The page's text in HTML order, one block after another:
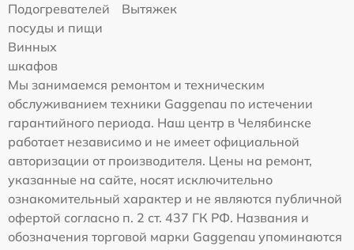
Подогревателей
посуды и пищи
Вытяжек
Винных
шкафов
Мы занимаемся ремонтом и техническим
обслуживанием техники Gaggenau по истечении
гарантийного периода. Наш центр в Челябинске
работает независимо и не имеет официальной
авторизации от производителя. Цены на ремонт,
указанные на сайте, носят исключительно
ознакомительный характер и не являются публичной
офертой согласно п. 2 ст. 437 ГК РФ. Названия и
обозначения торговой марки Gaggenau упоминаются